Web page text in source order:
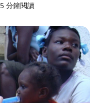
5 分鐘閱讀